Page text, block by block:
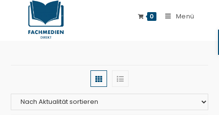
0 Menü